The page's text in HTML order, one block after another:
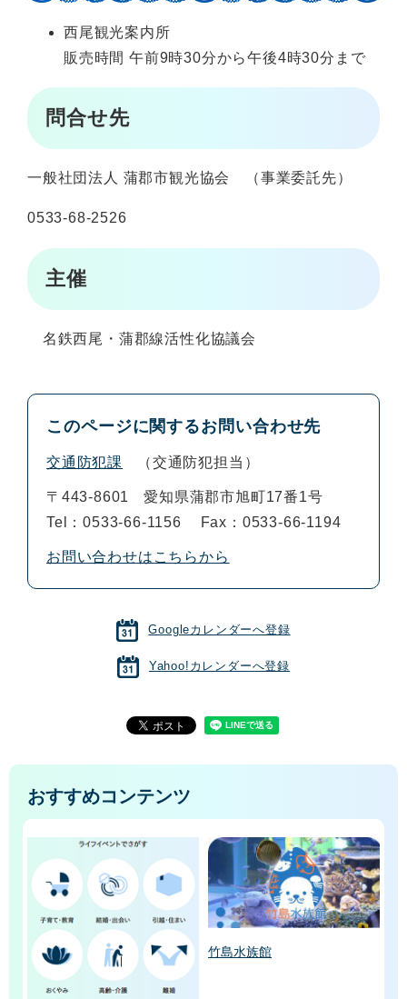
西尾観光案内所
販売時間 午前9時30分から午後4時30分まで
問合せ先
一般社団法人 蒲郡市観光協会 （事業委託先）
0533-68-2526
主催
名鉄西尾・蒲郡線活性化協議会
このページに関するお問い合わせ先
交通防犯課 交通防犯担当
〒443-8601
愛知県蒲郡市旭町17番1号
Tel：0533-66-1156
Fax：0533-66-1194
お問い合わせはこちらから
Googleカレンダーへ登録
Yahoo!カレンダーへ登録
おすすめコンテンツ
竹島水族館